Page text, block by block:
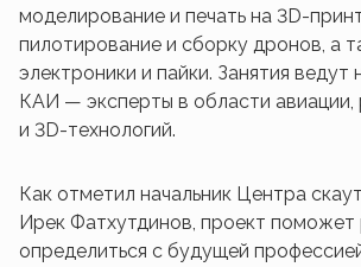
моделирование и печать на 3D-
пилотирование и сборку дронов, а
электроники и пайки. Занятия
КАИ — эксперты в области авиации,
и 3D-технологий.
Как отметил начальник Центра
Ирек Фатхутдинов, проект поможет
определиться с будущей